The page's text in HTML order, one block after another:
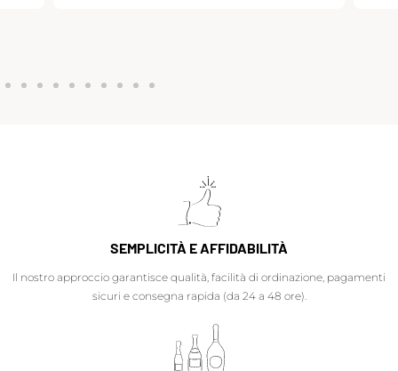
SEMPLICITÀ E AFFIDABILITÀ
Il nostro approccio garantisce qualità, facilità di ordinazione, pagamenti
sicuri e consegna rapida (da 24 a 48 ore).